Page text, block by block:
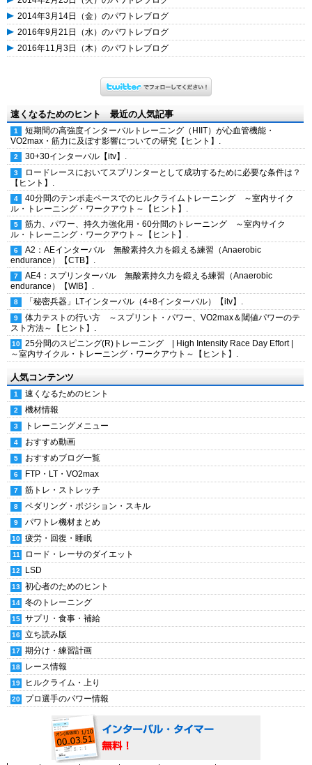
2014年3月14日（金）のパワトレブログ
2016年9月21日（水）のパワトレブログ
2016年11月3日（木）のパワトレブログ
速くなるためのヒント 最近の人気記事
短期間の高強度インターバルトレーニング（HIIT）が心血管機能・
VO2max・筋力に及ぼす影響についての研究【ヒント】.
30+30インターバル【itv】.
ロードレースにおいてスプリンターとして成功するために必要な条件は？
【ヒント】.
40分間のテンポ走ペースでのヒルクライムトレーニング ～室内サイク
ル・トレーニング・ワークアウト～【ヒント】.
筋力、パワー、持久力強化用・60分間のトレーニング ～室内サイク
ル・トレーニング・ワークアウト～【ヒント】.
A2：AEインターバル 無酸素持久力を鍛える練習（Anaerobic
endurance）【CTB】.
AE4：スプリンターバル 無酸素持久力を鍛える練習（Anaerobic
endurance）【WIB】.
「秘密兵器」LTインターバル（4+8インターバル）【itv】.
体力テストの行い方 ～スプリント・パワー、VO2max＆閾値パワーのテ
スト方法～【ヒント】.
25分間のスピニング(R)トレーニング | High Intensity Race Day Effort |
～室内サイクル・トレーニング・ワークアウト～【ヒント】.
人気コンテンツ
速くなるためのヒント
機材情報
トレーニングメニュー
おすすめ動画
おすすめブログ一覧
FTP・LT・VO2max
筋トレ・ストレッチ
ペダリング・ポジション・スキル
パワトレ機材まとめ
疲労・回復・睡眠
ロード・レーサのダイエット
LSD
初心者のためのヒント
冬のトレーニング
サプリ・食事・補給
立ち読み版
期分け・練習計画
レース情報
ヒルクライム・上り
プロ選手のパワー情報